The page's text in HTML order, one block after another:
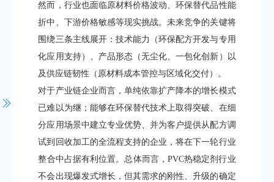
然而，行业也面临原材料价格波动、环保替代品性能
折中、下游价格敏感等现实挑战。未来竞争的关键将
围绕三条主线展开：技术能力（环保配方开发与专用
化应用支持）、产品形态（无尘化、一包化创新）以
及供应链韧性（原材料成本管控与区域化交付）。
对于产业链企业而言，单纯依靠扩产降本的增长模式
已难以为继；能够在环保替代技术上取得突破、在细
分应用场景中建立专业优势、并为客户提供从配方调
试到回收加工的全流程支持的企业，将在下一轮行业
整合中占据有利位置。总体而言，PVC热稳定剂行业
不会出现爆发式增长，但其需求的刚性、升级的确定